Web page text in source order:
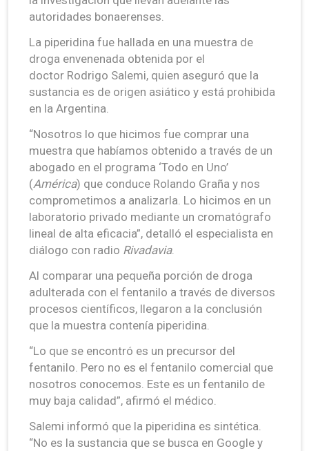
autoridades bonaerenses.
La piperidina fue hallada en una muestra de
droga envenenada obtenida por el
doctor Rodrigo Salemi, quien aseguró que la
sustancia es de origen asiático y está prohibida
en la Argentina.
“Nosotros lo que hicimos fue comprar una
muestra que habíamos obtenido a través de un
abogado en el programa ‘Todo en Uno’
(América) que conduce Rolando Graña y nos
comprometimos a analizarla. Lo hicimos en un
laboratorio privado mediante un cromatógrafo
lineal de alta eficacia”, detalló el especialista en
diálogo con radio Rivadavia.
Al comparar una pequeña porción de droga
adulterada con el fentanilo a través de diversos
procesos científicos, llegaron a la conclusión
que la muestra contenía piperidina.
“Lo que se encontró es un precursor del
fentanilo. Pero no es el fentanilo comercial que
nosotros conocemos. Este es un fentanilo de
muy baja calidad”, afirmó el médico.
Salemi informó que la piperidina es sintética.
“No es la sustancia que se busca en Google y